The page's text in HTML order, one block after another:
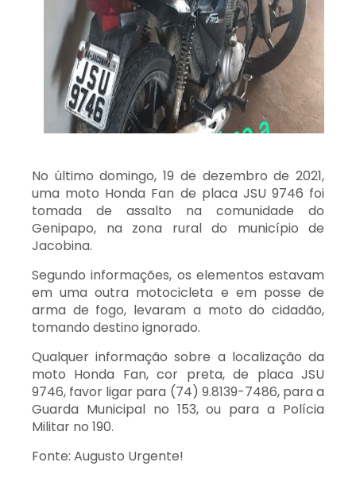
No último domingo, 19 de dezembro de 2021,
uma moto Honda Fan de placa JSU 9746 foi
tomada de assalto na comunidade do
Genipapo, na zona rural do município de
Jacobina.
Segundo informações, os elementos estavam
em uma outra motocicleta e em posse de
arma de fogo, levaram a moto do cidadão,
tomando destino ignorado.
Qualquer informação sobre a localização da
moto Honda Fan, cor preta, de placa JSU
9746, favor ligar para (74) 9.8139-7486, para a
Guarda Municipal no 153, ou para a Polícia
Militar no 190.
Fonte: Augusto Urgente!